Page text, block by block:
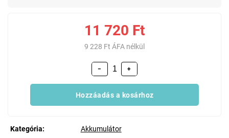
11 720 Ft
9 228 Ft ÁFA nélkül
+
−
Hozzáadás a kosárhoz
Kategória:
Akkumulátor